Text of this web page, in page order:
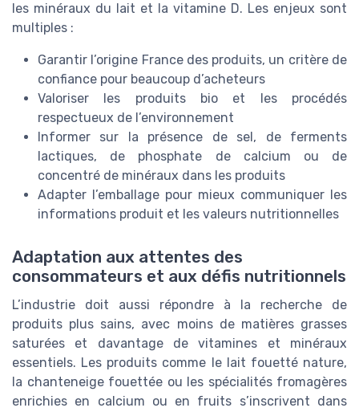
les minéraux du lait et la vitamine D. Les enjeux sont
multiples :
Garantir l’origine France des produits, un critère de
confiance pour beaucoup d’acheteurs
Valoriser les produits bio et les procédés
respectueux de l’environnement
Informer sur la présence de sel, de ferments
lactiques, de phosphate de calcium ou de
concentré de minéraux dans les produits
Adapter l’emballage pour mieux communiquer les
informations produit et les valeurs nutritionnelles
Adaptation aux attentes des
consommateurs et aux défis nutritionnels
L’industrie doit aussi répondre à la recherche de
produits plus sains, avec moins de matières grasses
saturées et davantage de vitamines et minéraux
essentiels. Les produits comme le lait fouetté nature,
la chanteneige fouettée ou les spécialités fromagères
enrichies en calcium ou en fruits s’inscrivent dans